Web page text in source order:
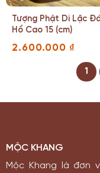
Tượng Phật Di Lặc
Hổ Cao 15 (cm)
2.600.000 ₫
1
MỘC KHANG
Mộc Khang là đơn